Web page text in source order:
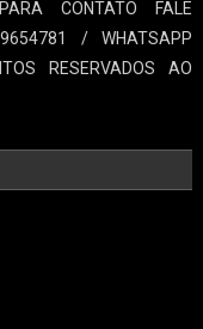
CONTATO FALE
/ WHATSAPP
RESERVADOS AO